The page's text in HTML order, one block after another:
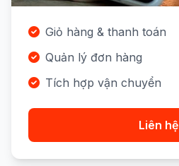
Giỏ hàng & thanh toán
Quản lý đơn hàng
Tích hợp vận chuyển
Liên hệ